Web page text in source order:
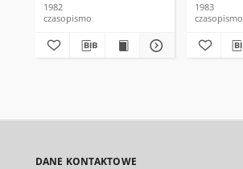
1982
czasopismo
1983
czasopismo
DANE KONTAKTOWE